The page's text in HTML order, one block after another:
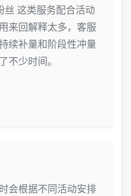
这类服务配合活动
来回解释太多，客服
续补量和阶段性冲量
不少时间。
会根据不同活动安排